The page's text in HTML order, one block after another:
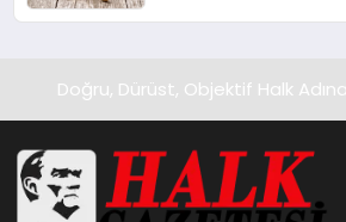
Doğru, Dürüst, Objektif Halk